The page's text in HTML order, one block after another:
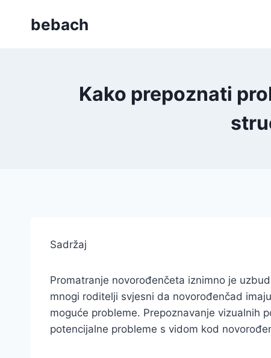
bebach
Kako prepoznati
Sadržaj
Promatranje novorođenčeta iznimno je
mnogi roditelji svjesni da novorođenčad
moguće probleme. Prepoznavanje vizualnih
potencijalne probleme s vidom kod